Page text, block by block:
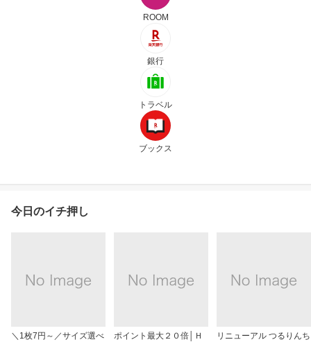
ROOM
銀行
トラベル
ブックス
今日のイチ押し
＼1枚7円～／サイズ選べ
ポイント最大２０倍│Ｈ
リニューアル つるりんち